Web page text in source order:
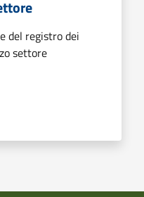
del registro dei
settore